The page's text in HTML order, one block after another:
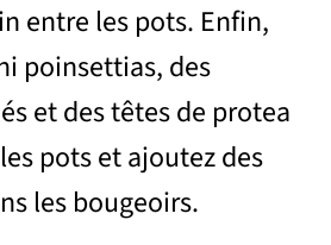
entre les pots. Enfin,
poinsettias, des
et des têtes de protea
pots et ajoutez des
les bougeoirs.